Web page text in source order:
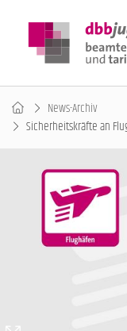
News-Archiv
Sicherheitskräfte an